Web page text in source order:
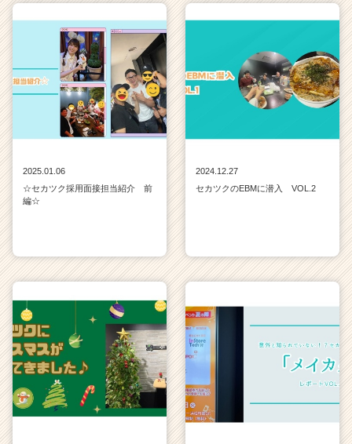
2025.01.06
☆セカツク採用面接担当紹介 前
編☆
2024.12.27
セカツクのEBMに潜入 VOL.2